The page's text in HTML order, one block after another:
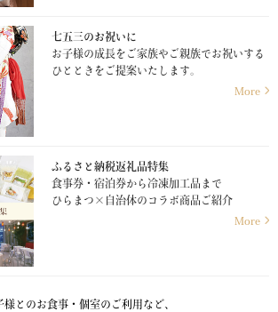
七五三のお祝いに
お子様の成長をご家族やご親族でお祝いする
ひとときをご提案いたします。
More
ふるさと納税返礼品特集
食事券・宿泊券から冷凍加工品まで
ひらまつ×自治体のコラボ商品ご紹介
More
様とのお食事・個室のご利用など、